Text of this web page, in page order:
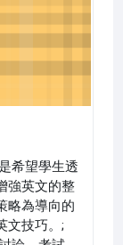
希望學生透
強英文的整
略為導向的
文技巧。;